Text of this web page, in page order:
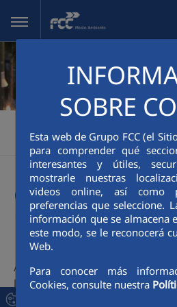
Saut au contenu principal
SOBRE
Esta web de Grupo FCC (el
para comprender qué
interesantes y útiles,
mostrarle nuestras
videos online, así como
preferencias que seleccione.
información que se almacena
este modo, se le reconocerá
Web.
Para conocer más
Cookies, consulte nuestra
Gestion énergétique intégrée
Gestion
intégrée
À FCC Medio Ambiente, nous
l'efficacité énergétique et à la
carbone des villes en